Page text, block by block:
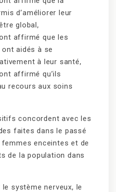
d’améliorer leur
global,
affirmé que les
aidés à se
à leur santé,
affirmé qu’ils
recours aux soins
concordent avec les
faites dans le passé
enceintes et de
de la population dans
système nerveux, le